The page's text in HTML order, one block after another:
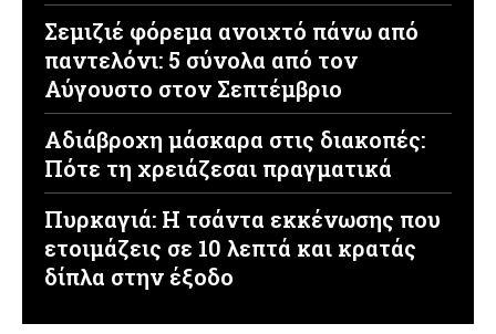
Σεμιζιέ φόρεμα ανοιχτό πάνω από
παντελόνι: 5 σύνολα από τον
Αύγουστο στον Σεπτέμβριο
Αδιάβροχη μάσκαρα στις διακοπές:
Πότε τη χρειάζεσαι πραγματικά
Πυρκαγιά: Η τσάντα εκκένωσης που
ετοιμάζεις σε 10 λεπτά και κρατάς
δίπλα στην έξοδο